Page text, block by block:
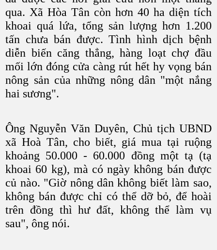
qua. Xã Hòa Tân còn hơn 40 ha diện tích
khoai quá lứa, tổng sản lượng hơn 1.200
tấn chưa bán được. Tình hình dịch bệnh
diễn biến căng thẳng, hàng loạt chợ đầu
mối lớn đóng cửa càng rút hết hy vọng bán
nông sản của những nông dân "một nắng
hai sương".
Ông Nguyễn Văn Duyên, Chủ tịch UBND
xã Hoà Tân, cho biết, giá mua tại ruộng
khoảng 50.000 - 60.000 đồng một tạ (tạ
khoai 60 kg), mà có ngày không bán được
củ nào. "Giờ nông dân không biết làm sao,
không bán được chỉ có thể dỡ bỏ, để hoài
trên đồng thì hư đất, không thể làm vụ
sau", ông nói.